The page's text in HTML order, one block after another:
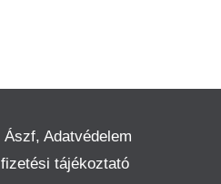
Adatvédelem
tájékoztató